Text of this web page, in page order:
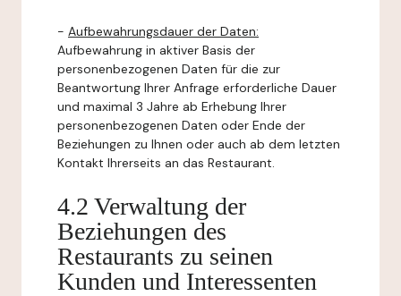
- Aufbewahrungsdauer der Daten:
Aufbewahrung in aktiver Basis der
personenbezogenen Daten für die zur
Beantwortung Ihrer Anfrage erforderliche Dauer
und maximal 3 Jahre ab Erhebung Ihrer
personenbezogenen Daten oder Ende der
Beziehungen zu Ihnen oder auch ab dem letzten
Kontakt Ihrerseits an das Restaurant.
4.2 Verwaltung der
Beziehungen des
Restaurants zu seinen
Kunden und Interessenten